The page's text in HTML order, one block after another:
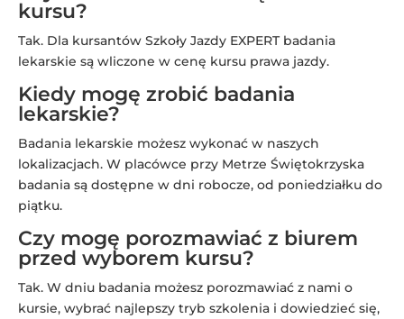
kursu?
Tak. Dla kursantów Szkoły Jazdy EXPERT badania
lekarskie są wliczone w cenę kursu prawa jazdy.
Kiedy mogę zrobić badania
lekarskie?
Badania lekarskie możesz wykonać w naszych
lokalizacjach. W placówce przy Metrze Świętokrzyska
badania są dostępne w dni robocze, od poniedziałku do
piątku.
Czy mogę porozmawiać z biurem
przed wyborem kursu?
Tak. W dniu badania możesz porozmawiać z nami o
kursie, wybrać najlepszy tryb szkolenia i dowiedzieć się,